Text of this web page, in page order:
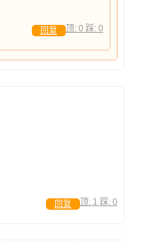
顶: 0 踩: 0
回复
顶: 1 踩: 0
回复